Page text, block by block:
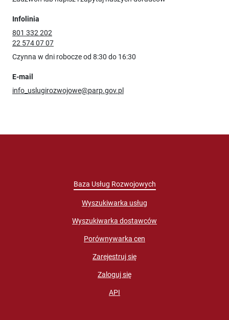
Infolinia
801 332 202
22 574 07 07
Czynna w dni robocze od 8:30 do 16:30
E-mail
info_uslugirozwojowe@parp.gov.pl
Baza Usług Rozwojowych
Wyszukiwarka usług
Wyszukiwarka dostawców
Porównywarka cen
Zarejestruj się
Zaloguj się
API